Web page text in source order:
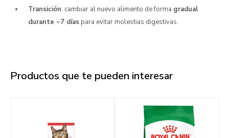
Transición: cambiar al nuevo alimento de forma gradual
durante ~7 días para evitar molestias digestivas.
Productos que te pueden interesar